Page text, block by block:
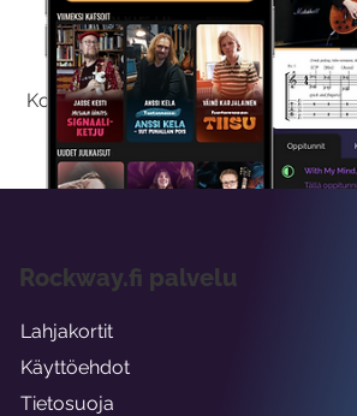
Kokeile
Kokeilemalla ilmaiseksi saat koko
viikon ajaksi.
Rockway.fi palvelu
Lahjakortit
Käyttöehdot
Tietosuoja